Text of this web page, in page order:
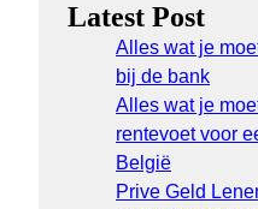
Latest Post
Alles wat je
bij de bank
Alles wat je
rentevoet voor
België
Prive Geld